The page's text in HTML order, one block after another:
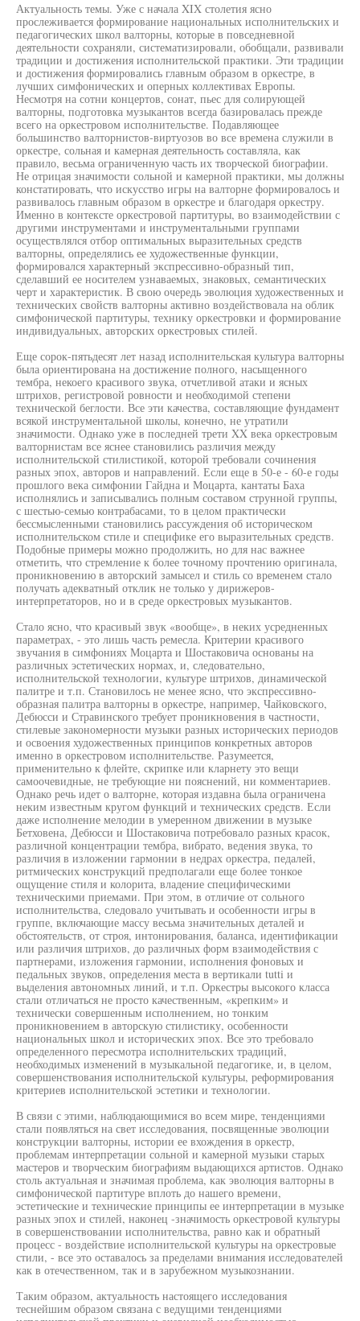
Актуальность темы. Уже с начала XIX столетия ясно
прослеживается формирование национальных исполнительских и
педагогических школ валторны, которые в повседневной
деятельности сохраняли, систематизировали, обобщали, развивали
традиции и достижения исполнительской практики. Эти традиции
и достижения формировались главным образом в оркестре, в
лучших симфонических и оперных коллективах Европы.
Несмотря на сотни концертов, сонат, пьес для солирующей
валторны, подготовка музыкантов всегда базировалась прежде
всего на оркестровом исполнительстве. Подавляющее
большинство валторнистов-виртуозов во все времена служили в
оркестре, сольная и камерная деятельность составляла, как
правило, весьма ограниченную часть их творческой биографии.
Не отрицая значимости сольной и камерной практики, мы должны
констатировать, что искусство игры на валторне формировалось и
развивалось главным образом в оркестре и благодаря оркестру.
Именно в контексте оркестровой партитуры, во взаимодействии с
другими инструментами и инструментальными группами
осуществлялся отбор оптимальных выразительных средств
валторны, определялись ее художественные функции,
формировался характерный экспрессивно-образный тип,
сделавший ее носителем узнаваемых, знаковых, семантических
черт и характеристик. В свою очередь эволюция художественных и
технических свойств валторны активно воздействовала на облик
симфонической партитуры, технику оркестровки и формирование
индивидуальных, авторских оркестровых стилей.
Еще сорок-пятьдесят лет назад исполнительская культура валторны
была ориентирована на достижение полного, насыщенного
тембра, некоего красивого звука, отчетливой атаки и ясных
штрихов, регистровой ровности и необходимой степени
технической беглости. Все эти качества, составляющие фундамент
всякой инструментальной школы, конечно, не утратили
значимости. Однако уже в последней трети XX века оркестровым
валторнистам все яснее становились различия между
исполнительской стилистикой, которой требовали сочинения
разных эпох, авторов и направлений. Если еще в 50-е - 60-е годы
прошлого века симфонии Гайдна и Моцарта, кантаты Баха
исполнялись и записывались полным составом струнной группы,
с шестью-семью контрабасами, то в целом практически
бессмысленными становились рассуждения об историческом
исполнительском стиле и специфике его выразительных средств.
Подобные примеры можно продолжить, но для нас важнее
отметить, что стремление к более точному прочтению оригинала,
проникновению в авторский замысел и стиль со временем стало
получать адекватный отклик не только у дирижеров-
интерпретаторов, но и в среде оркестровых музыкантов.
Стало ясно, что красивый звук «вообще», в неких усредненных
параметрах, - это лишь часть ремесла. Критерии красивого
звучания в симфониях Моцарта и Шостаковича основаны на
различных эстетических нормах, и, следовательно,
исполнительской технологии, культуре штрихов, динамической
палитре и т.п. Становилось не менее ясно, что экспрессивно-
образная палитра валторны в оркестре, например, Чайковского,
Дебюсси и Стравинского требует проникновения в частности,
стилевые закономерности музыки разных исторических периодов
и освоения художественных принципов конкретных авторов
именно в оркестровом исполнительстве. Разумеется,
применительно к флейте, скрипке или кларнету это вещи
самоочевидные, не требующие ни пояснений, ни комментариев.
Однако речь идет о валторне, которая издавна была ограничена
неким известным кругом функций и технических средств. Если
даже исполнение мелодии в умеренном движении в музыке
Бетховена, Дебюсси и Шостаковича потребовало разных красок,
различной концентрации тембра, вибрато, ведения звука, то
различия в изложении гармонии в недрах оркестра, педалей,
ритмических конструкций предполагали еще более тонкое
ощущение стиля и колорита, владение специфическими
техническими приемами. При этом, в отличие от сольного
исполнительства, следовало учитывать и особенности игры в
группе, включающие массу весьма значительных деталей и
обстоятельств, от строя, интонирования, баланса, идентификации
или различия штрихов, до различных форм взаимодействия с
партнерами, изложения гармонии, исполнения фоновых и
педальных звуков, определения места в вертикали tutti и
выделения автономных линий, и т.п. Оркестры высокого класса
стали отличаться не просто качественным, «крепким» и
технически совершенным исполнением, но тонким
проникновением в авторскую стилистику, особенности
национальных школ и исторических эпох. Все это требовало
определенного пересмотра исполнительских традиций,
необходимых изменений в музыкальной педагогике, и, в целом,
совершенствования исполнительской культуры, реформирования
критериев исполнительской эстетики и технологии.
В связи с этими, наблюдающимися во всем мире, тенденциями
стали появляться на свет исследования, посвященные эволюции
конструкции валторны, истории ее вхождения в оркестр,
проблемам интерпретации сольной и камерной музыки старых
мастеров и творческим биографиям выдающихся артистов. Однако
столь актуальная и значимая проблема, как эволюция валторны в
симфонической партитуре вплоть до нашего времени,
эстетические и технические принципы ее интерпретации в музыке
разных эпох и стилей, наконец -значимость оркестровой культуры
в совершенствовании исполнительства, равно как и обратный
процесс - воздействие исполнительской культуры на оркестровые
стили, - все это оставалось за пределами внимания исследователей
как в отечественном, так и в зарубежном музыкознании.
Таким образом, актуальность настоящего исследования
теснейшим образом связана с ведущими тенденциями